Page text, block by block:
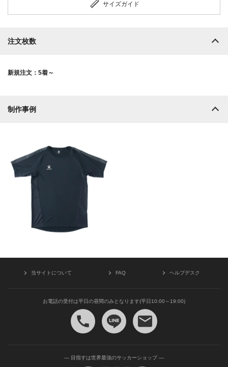
サイズガイド
注文枚数
新規注文：5着～
制作事例
当サイトについて FAQ ヘルプデスク
お電話の受付は平日の昼間のみとなります(平日10:00～19:00)
— 目指すは世界最強のサッカーショップ —